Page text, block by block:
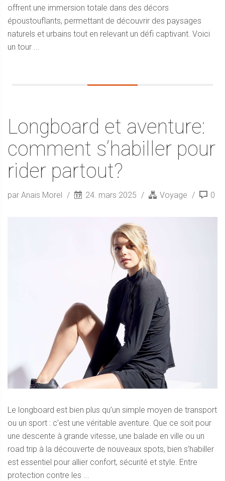
offrent une immersion totale dans des décors
époustouflants, permettant de découvrir des paysages
naturels et urbains tout en relevant un défi captivant. Voici
un tour ...
Longboard et aventure:
comment s’habiller pour
rider partout?
par Anais Morel 24. mars 2025 Voyage 0
Le longboard est bien plus qu’un simple moyen de transport
ou un sport : c’est une véritable aventure. Que ce soit pour
une descente à grande vitesse, une balade en ville ou un
road trip à la découverte de nouveaux spots, bien s’habiller
est essentiel pour allier confort, sécurité et style. Entre
protection contre les ...